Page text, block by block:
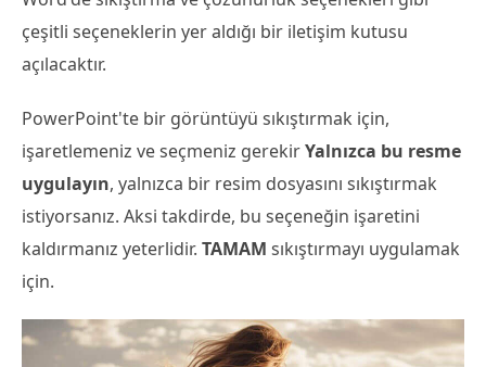
çeşitli seçeneklerin yer aldığı bir iletişim kutusu
açılacaktır.
PowerPoint'te bir görüntüyü sıkıştırmak için,
işaretlemeniz ve seçmeniz gerekirYalnızca bu resme
uygulayın, yalnızca bir resim dosyasını sıkıştırmak
istiyorsanız. Aksi takdirde, bu seçeneğin işaretini
kaldırmanız yeterlidir. TAMAM sıkıştırmayı uygulamak
için.